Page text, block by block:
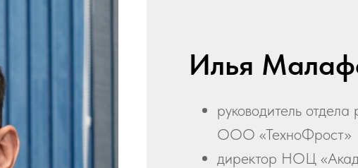
Илья
руководитель
ООО «ТехноФрост»
директор НОЦ